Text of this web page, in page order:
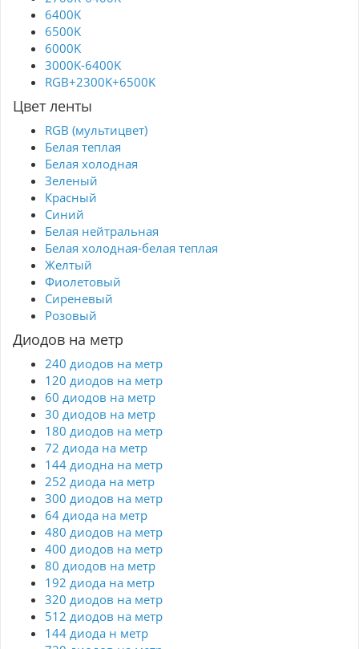
6400K
6500K
6000K
3000K-6400K
RGB+2300K+6500K
Цвет ленты
RGB (мультицвет)
Белая теплая
Белая холодная
Зеленый
Красный
Синий
Белая нейтральная
Белая холодная-белая теплая
Желтый
Фиолетовый
Сиреневый
Розовый
Диодов на метр
240 диодов на метр
120 диодов на метр
60 диодов на метр
30 диодов на метр
180 диодов на метр
72 диода на метр
144 диодна на метр
252 диода на метр
300 диодов на метр
64 диода на метр
480 диодов на метр
400 диодов на метр
80 диодов на метр
192 диода на метр
320 диодов на метр
512 диодов на метр
144 диода н метр